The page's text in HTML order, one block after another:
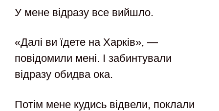
У мене відразу все вийшло.
«Далі ви їдете на Харків», —
повідомили мені. І забинтували
відразу обидва ока.
Потім мене кудись відвели, поклали